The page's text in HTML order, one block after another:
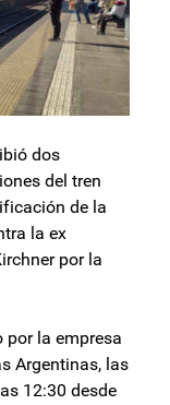
dos
del tren
de la
la ex
por la
por la empresa
Argentinas, las
12:30 desde